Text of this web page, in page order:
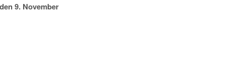
9. November